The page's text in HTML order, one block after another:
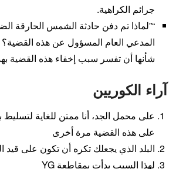
جرائم الكراهية.
“”لماذا تم دفن حادثة الشمس الحارقة
المدعي العام المسؤول عن هذه
شأنها أن تفسر سبب إخفاء هذه القضية
آراء الكوريين
على محمل الجد، أنا ممتن للغاية
على هذه القضية مرة أخرى
البلد الذي يجعلك تكره أن تكون على قيد
لهذا السبب بدأت بمقاطعة YG